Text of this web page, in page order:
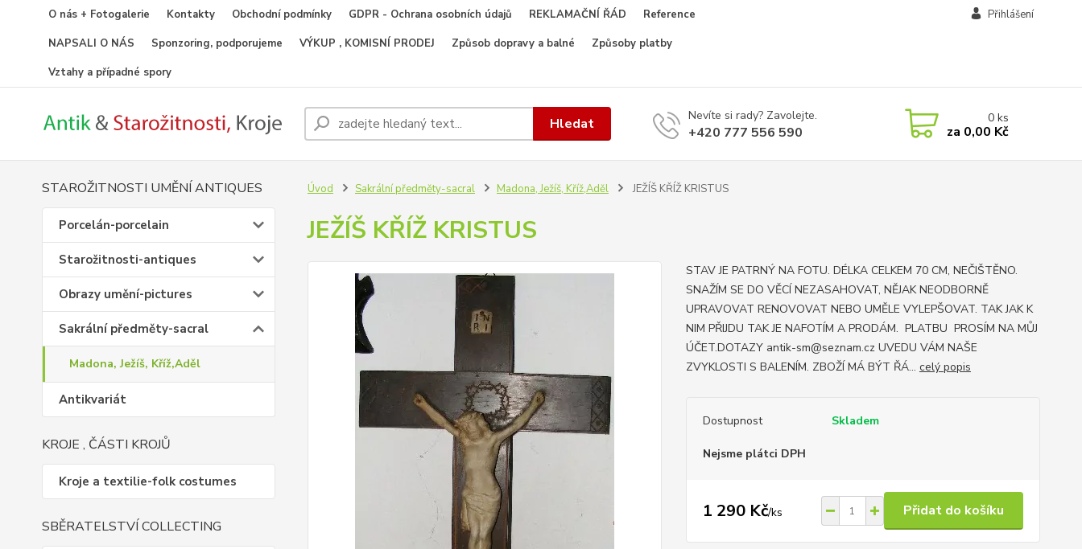
O nás + Fotogalerie Kontakty Obchodní podmínky GDPR - Ochrana osobních údajů REKLAMAČNÍ ŘÁD
Reference
NAPSALI O NÁS
Sponzoring, podporujeme VÝKUP , KOMISNÍ PRODEJ Způsob dopravy a balné
Způsoby platby
Vztahy a případné spory
Přihlášení
Hledat Nevíte si rady? Zavolejte.
+420 777 556 590
0ks
za 0,00 Kč
STAROŽITNOSTI UMĚNÍ ANTIQUES
Porcelán-porcelain
Starožitnosti-antiques
Obrazy umění-pictures
Sakrální předměty-sacral
Madona, Ježíš, Kříž,Aděl
Antikvariát
KROJE , ČÁSTI KROJŮ
Kroje a textilie-folk costumes
SBĚRATELSTVÍ COLLECTING
Úvod Sakrální předměty-sacral Madona, Ježíš, Kříž,Aděl JEŽÍŠ KŘÍŽ KRISTUS
JEŽÍŠ KŘÍŽ KRISTUS
STAV JE PATRNÝ NA FOTU. DÉLKA CELKEM 70 CM, NEČIŠTĚNO.
SNAŽÍM SE DO VĚCÍ NEZASAHOVAT, NĚJAK NEODBORNĚ
UPRAVOVAT RENOVOVAT NEBO UMĚLE VYLEPŠOVAT. TAK JAK K
NIM PŘIJDU TAK JE NAFOTÍM A PRODÁM. PLATBU PROSÍM NA MŮJ
ÚČET.DOTAZY antik-sm@seznam.cz UVEDU VÁM NAŠE
ZVYKLOSTI S BALENÍM. ZBOŽÍ MÁ BÝT ŘÁ... celý popis
Dostupnost Skladem
Nejsme plátci DPH
1 290 Kč/ks Přidat do košíku